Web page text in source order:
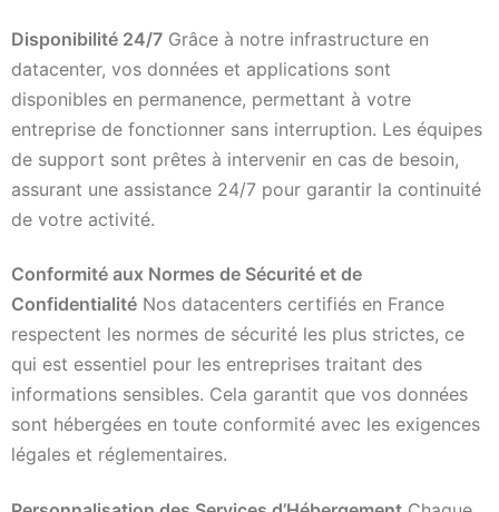
Disponibilité 24/7 Grâce à notre infrastructure en
datacenter, vos données et applications sont
disponibles en permanence, permettant à votre
entreprise de fonctionner sans interruption. Les équipes
de support sont prêtes à intervenir en cas de besoin,
assurant une assistance 24/7 pour garantir la continuité
de votre activité.
Conformité aux Normes de Sécurité et de
Confidentialité Nos datacenters certifiés en France
respectent les normes de sécurité les plus strictes, ce
qui est essentiel pour les entreprises traitant des
informations sensibles. Cela garantit que vos données
sont hébergées en toute conformité avec les exigences
légales et réglementaires.